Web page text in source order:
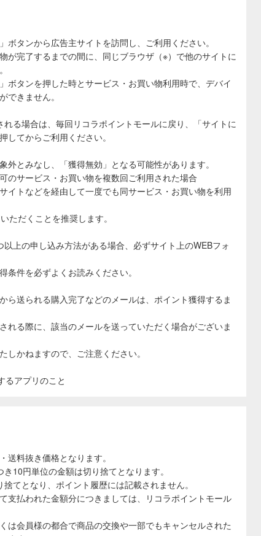
ボタンから広告主サイトを訪問し、ご利用ください。
が完了するまでの間に、同じブラウザ（※）で他のサイトに
ボタンを押した時とサービス・お買い物利用時で、デバイ
できません。
る場合は、毎回リコラポイントモールに戻り、「サイトに
てからご利用ください。
とみなし、「獲得無効」となる可能性があります。
のサービス・お買い物を複数回ご利用された場合
イトなどを経由して一度でも同サービス・お買い物を利用
ただくことを推奨します。
上の申し込み方法がある場合、必ずサイト上のWEBフォ
件を必ずよくお読みください。
ら送られる購入完了などのメールは、ポイント獲得するま
れる際に、該当のメールを送っていただく場合がございま
かねますので、ご注意ください。
るアプリのこと
送料抜き価格となります。
10円単位の金額は切り捨てとなります。
てとなり、ポイント履歴には記載されません。
支払われた金額分につきましては、リコラポイントモール
は会員様の都合で商品の交換や一部でもキャンセルされた